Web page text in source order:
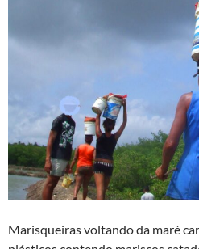
Marisqueiras voltando da maré